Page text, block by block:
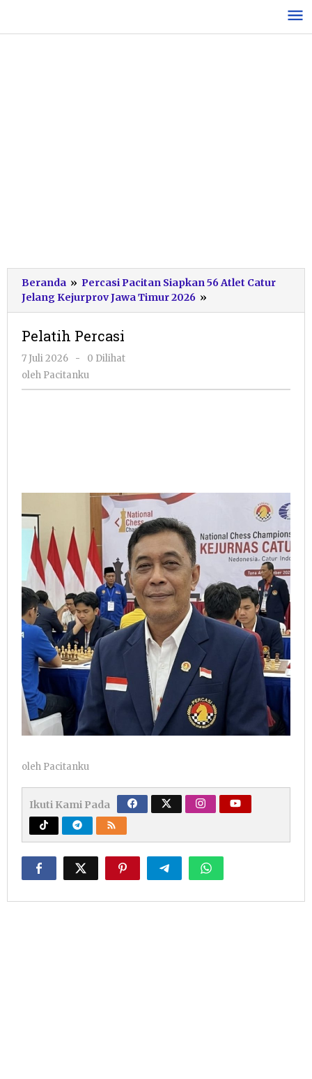
konten
Beranda » Percasi Pacitan Siapkan 56 Atlet Catur
Jelang Kejurprov Jawa Timur 2026 »
Percasi
Pelatih Percasi
7 Juli 2026
oleh
Pacitanku
-
0 Dilihat
oleh Pacitanku
oleh Pacitanku
Ikuti Kami Pada